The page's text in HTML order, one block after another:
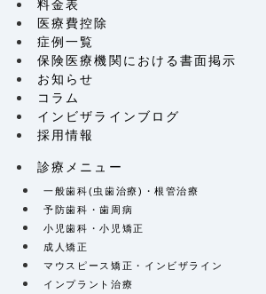
料金表
医療費控除
症例一覧
保険医療機関における書面掲示
お知らせ
コラム
インビザラインブログ
採用情報
診療メニュー
一般歯科(虫歯治療)・根管治療
予防歯科・歯周病
小児歯科・小児矯正
成人矯正
マウスピース矯正・インビザライン
インプラント治療